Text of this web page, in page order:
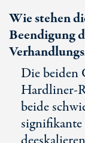
Wie stehen
Beendigung
Die beiden
Hardliner-
beide